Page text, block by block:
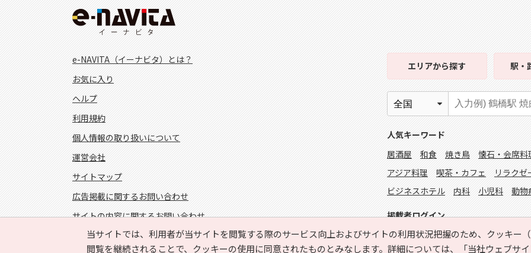
当サイトでは、利用者が当サイトを閲覧する際のサービス向上およびサイトの利用状況把握のため、クッキー
閲覧を継続されることで、クッキーの使用に同意されたものとみなします。詳細については、
「当社ウェブサ
e-NAVITA（イーナビタ）とは？
お気に入り
ヘルプ
利用規約
個人情報の取り扱いについて
運営会社
サイトマップ
広告掲載に関するお問い合わせ
サイトの内容に関するお問い合わせ
エリアから探す 駅・
人気キーワード
居酒屋
和食 焼き鳥 懐石・会席料
アジア料理
喫茶・カフェ リラクゼ
ビジネスホテル
内科 小児科 動物
掲載者ログイン
FOLLOW US!